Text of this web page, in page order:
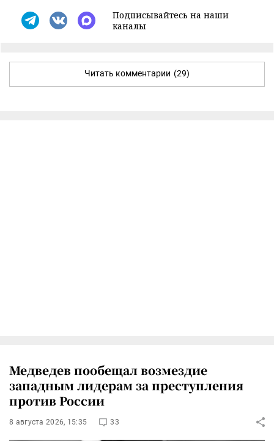
Подписывайтесь на наши
каналы
Читать комментарии (29)
Медведев пообещал возмездие
западным лидерам за преступления
против России
8 августа 2026, 15:35 33